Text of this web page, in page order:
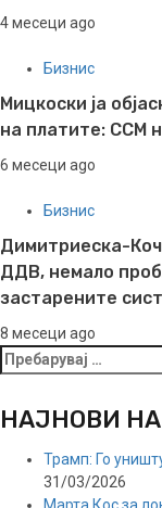
4 месеци ago
Бизнис
Мицкоски ја
на платите: ССМ
6 месеци ago
Бизнис
Димитриеска-
ДДВ, немало
застарените
8 месеци ago
Пребарувај
за:
НАЈНОВИ
Трамп: Го
31/03/2026
Марта Кос за